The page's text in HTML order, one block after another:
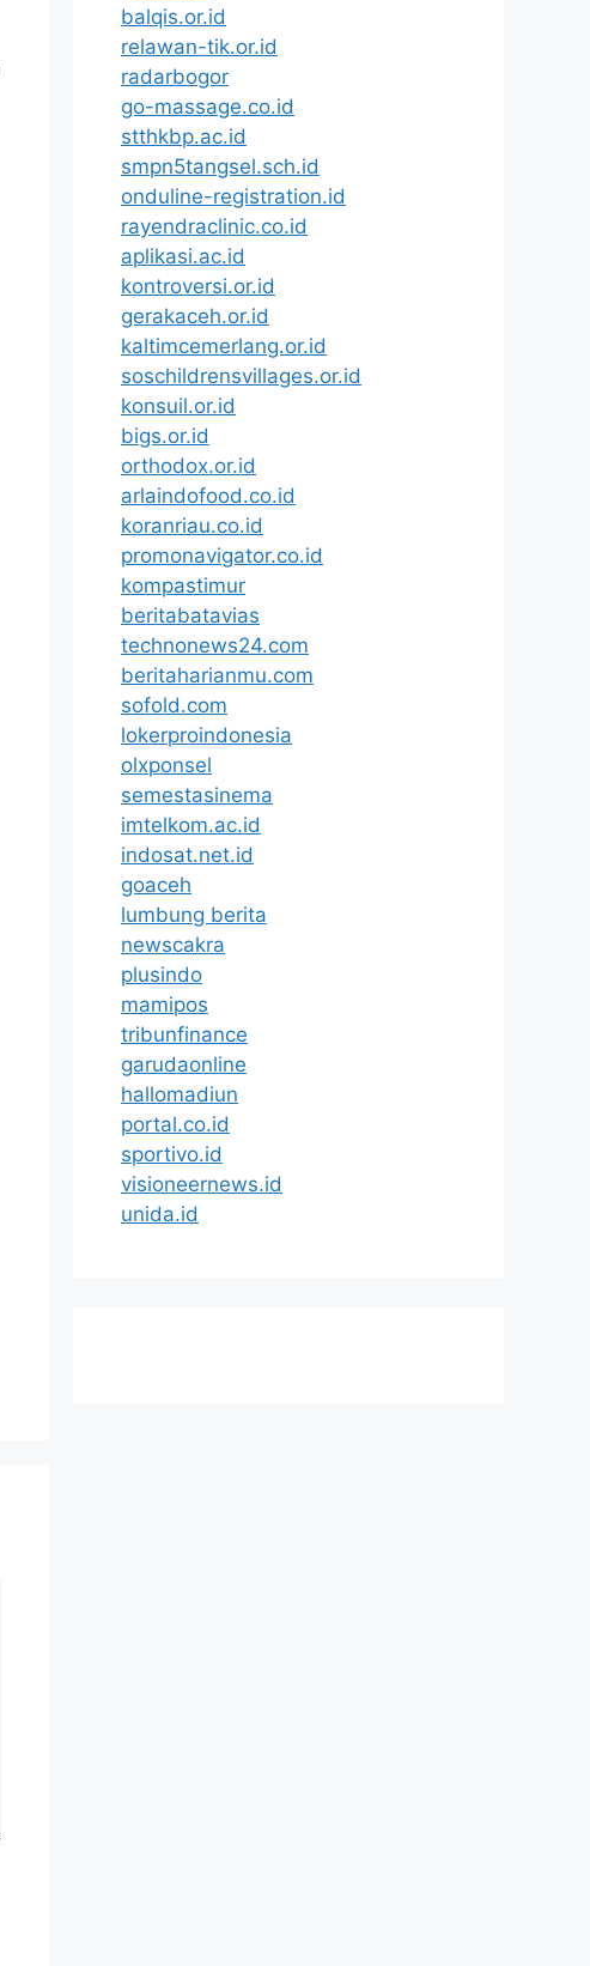
balqis.or.id
relawan-tik.or.id
radarbogor
go-massage.co.id
stthkbp.ac.id
smpn5tangsel.sch.id
onduline-registration.id
rayendraclinic.co.id
aplikasi.ac.id
kontroversi.or.id
gerakaceh.or.id
kaltimcemerlang.or.id
soschildrensvillages.or.id
konsuil.or.id
bigs.or.id
orthodox.or.id
arlaindofood.co.id
koranriau.co.id
promonavigator.co.id
kompastimur
beritabatavias
technonews24.com
beritaharianmu.com
sofold.com
lokerproindonesia
olxponsel
semestasinema
imtelkom.ac.id
indosat.net.id
goaceh
lumbung berita
newscakra
plusindo
mamipos
tribunfinance
garudaonline
hallomadiun
portal.co.id
sportivo.id
visioneernews.id
unida.id